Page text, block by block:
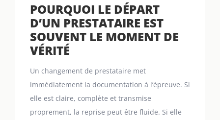
POURQUOI LE DÉPART
D’UN PRESTATAIRE EST
SOUVENT LE MOMENT DE
VÉRITÉ
Un changement de prestataire met
immédiatement la documentation à l’épreuve. Si
elle est claire, complète et transmise
proprement, la reprise peut être fluide. Si elle